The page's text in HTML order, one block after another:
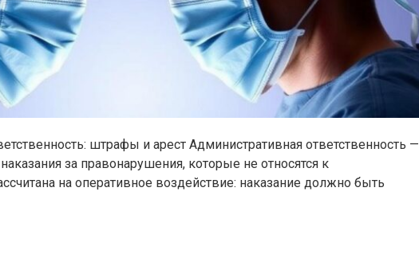
штрафы и арест Административная ответственность —
за правонарушения, которые не относятся к
на оперативное воздействие: наказание должно быть